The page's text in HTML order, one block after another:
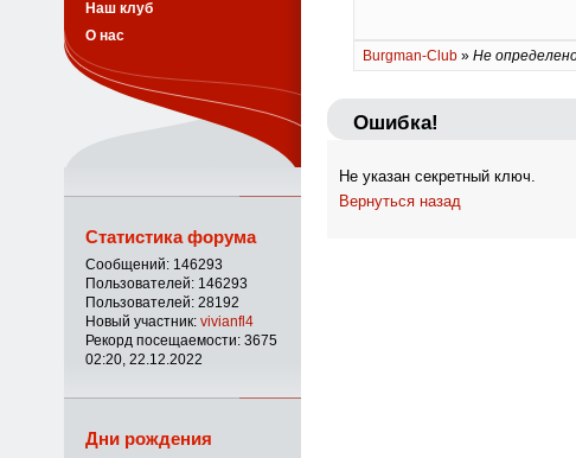
Burgman-Club» Не
Ошибка!
Не указан секретный ключ.
Вернуться назад
Наш клуб
О нас
Статистика форума
Сообщений: 146293
Пользователей: 146293
Пользователей: 28192
Новый участник: vivianfl4
Рекорд посещаемости: 3675
02:20, 22.12.2022
Дни рождения